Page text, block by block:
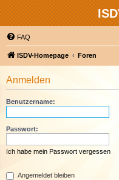
FAQ
ISDV-Homepage Foren
Anmelden
Benutzername:
Passwort:
Ich habe mein Passwort vergessen
Angemeldet bleiben